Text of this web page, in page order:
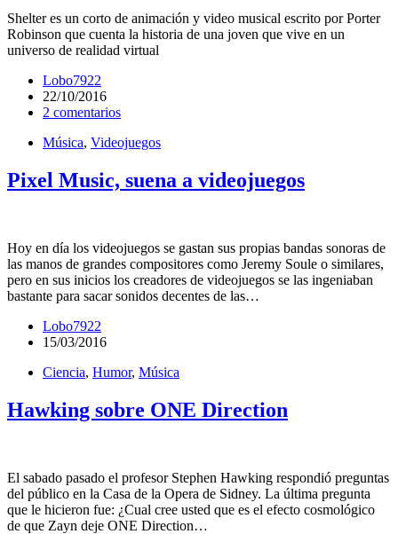
Shelter es un corto de animación y video musical escrito por Porter
Robinson que cuenta la historia de una joven que vive en un
universo de realidad virtual
Lobo7922
22/10/2016
2 comentarios
Música, Videojuegos
Pixel Music, suena a videojuegos
Hoy en día los videojuegos se gastan sus propias bandas sonoras de
las manos de grandes compositores como Jeremy Soule o similares,
pero en sus inicios los creadores de videojuegos se las ingeniaban
bastante para sacar sonidos decentes de las…
Lobo7922
15/03/2016
Ciencia, Humor, Música
Hawking sobre ONE Direction
El sabado pasado el profesor Stephen Hawking respondió preguntas
del público en la Casa de la Opera de Sidney. La última pregunta
que le hicieron fue: ¿Cual cree usted que es el efecto cosmológico
de que Zayn deje ONE Direction…